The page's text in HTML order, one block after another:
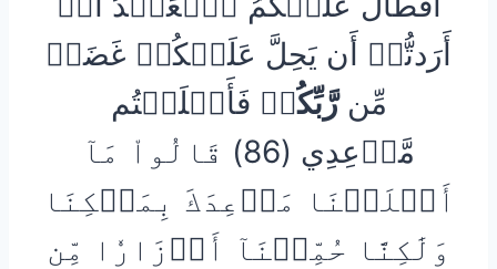
أَرَدتُّمۡ أَن يَحِلَّ عَلَيۡكُمۡ غَضَبٞ
مِّنرَّبِّكُمۡ فَأَخۡلَفۡتُم
مَّوۡعِدِي (86) قَالُواْ مَآ
أَخۡلَفۡنَا مَوۡعِدَكَ بِمَلۡكِنَا
وَلَٰكِنَّا حُمِّلۡنَآ أَوۡزَارٗا مِّن